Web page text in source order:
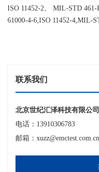
ISO 11452-2、 MIL-STD
61000-4-6,ISO 11452-4,MIL-
联系我们
北京世纪汇泽科技有限公司
电话：13910306783
邮箱：xuzz@emctest.com.cn